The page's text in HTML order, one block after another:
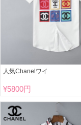
人気Chanelワイ
¥5800円